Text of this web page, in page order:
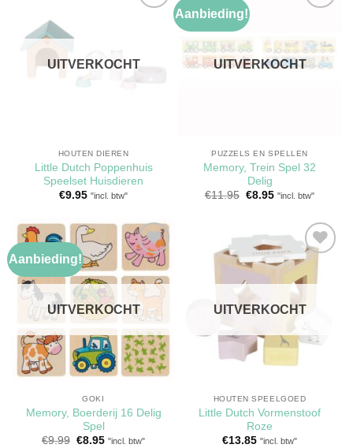
UITVERKOCHT
HOUTEN DIEREN
Little Dutch Poppenhuis
Speelset Huisdieren
€9.95 "incl. btw"
Aanbieding!
aan
verlanglijst
UITVERKOCHT
PUZZELS EN SPELLEN
Memory, Trein Spel 32
Delig
€11.95 Oorspronkelijke
€8.95Huidige
"incl. btw"
Aanbieding!
Toevoegen
aan
verlanglijst
UITVERKOCHT
GOKI
Memory, Boerderij 16 Delig
Spel
€9.99 Oorspronkelijke
€8.95Huidige
"incl. btw"
Toevoegen
aan
verlanglijst
UITVERKOCHT
HOUTEN SPEELGOED
Little Dutch Vormenstoof
Roze
€13.85 "incl. btw"